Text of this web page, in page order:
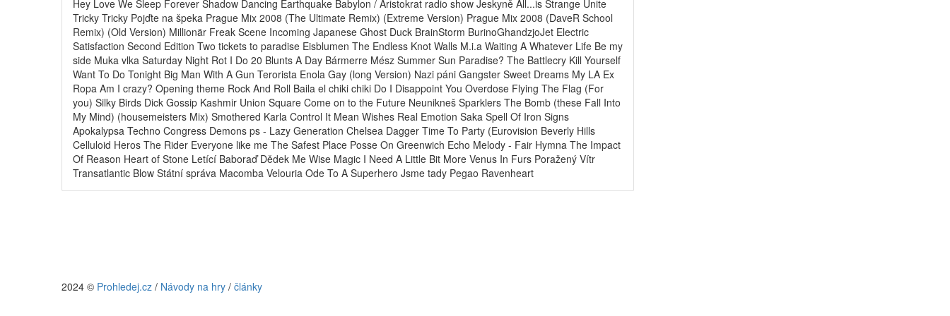
Hey Love We Sleep Forever Shadow Dancing Earthquake Babylon / Aristokrat radio show Jeskyně All...is Strange Unite
Tricky Tricky Pojďte na špeka Prague Mix 2008 (The Ultimate Remix) (Extreme Version) Prague Mix 2008 (DaveR School
Remix) (Old Version) Millionär Freak Scene Incoming Japanese Ghost Duck BrainStorm BurinoGhandzjoJet Electric
Satisfaction Second Edition Two tickets to paradise Eisblumen The Endless Knot Walls M.i.a Waiting A Whatever Life Be my
side Muka vlka Saturday Night Rot I Do 20 Blunts A Day Bármerre Mész Summer Sun Paradise? The Battlecry Kill Yourself
Want To Do Tonight Big Man With A Gun Terorista Enola Gay (long Version) Nazi páni Gangster Sweet Dreams My LA Ex
Ropa Am I crazy? Opening theme Rock And Roll Baila el chiki chiki Do I Disappoint You Overdose Flying The Flag (For
you) Silky Birds Dick Gossip Kashmir Union Square Come on to the Future Neunikneš Sparklers The Bomb (these Fall Into
My Mind) (housemeisters Mix) Smothered Karla Control It Mean Wishes Real Emotion Saka Spell Of Iron Signs
Apokalypsa Techno Congress Demons ps - Lazy Generation Chelsea Dagger Time To Party (Eurovision Beverly Hills
Celluloid Heros The Rider Everyone like me The Safest Place Posse On Greenwich Echo Melody - Fair Hymna The Impact
Of Reason Heart of Stone Letící Baboraď Dědek Me Wise Magic I Need A Little Bit More Venus In Furs Poražený Vítr
Transatlantic Blow Státní správa Macomba Velouria Ode To A Superhero Jsme tady Pegao Ravenheart
2024 © Prohledej.cz / Návody na hry / články